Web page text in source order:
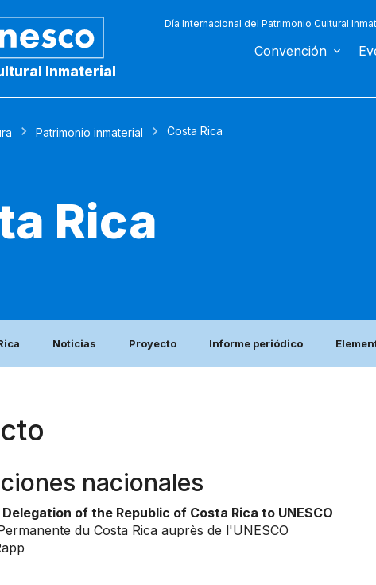
Inmaterial
Día Internacional del Patrimonio Cultural
Convención
Patrimonio inmaterial Costa Rica
Rica
Noticias Proyecto Informe periódico
nacionales
of the Republic of Costa Rica to UNESCO
du Costa Rica auprès de l'UNESCO